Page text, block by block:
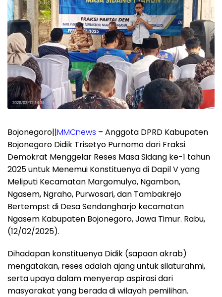
Bojonegoro||MMCnews – Anggota DPRD Kabupaten
Bojonegoro Didik Trisetyo Purnomo dari Fraksi
Demokrat Menggelar Reses Masa Sidang ke-1 tahun
2025 untuk Menemui Konstituenya di Dapil V yang
Meliputi Kecamatan Margomulyo, Ngambon,
Ngasem, Ngraho, Purwosari, dan Tambakrejo
Bertempst di Desa Sendangharjo kecamatan
Ngasem Kabupaten Bojonegoro, Jawa Timur. Rabu,
(12/02/2025).
Dihadapan konstituenya Didik (sapaan akrab)
mengatakan, reses adalah ajang untuk silaturahmi,
serta upaya dalam menyerap aspirasi dari
masyarakat yang berada di wilayah pemilihan.